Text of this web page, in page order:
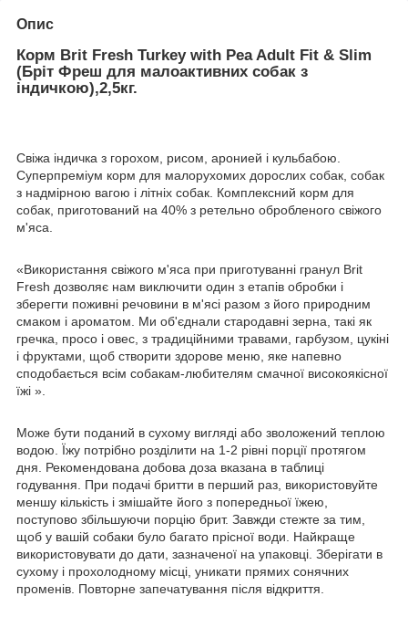
Опис
Корм Brit Fresh Turkey with Pea Adult Fit & Slim
(Бріт Фреш для малоактивних собак з
індичкою),2,5кг.
Свіжа індичка з горохом, рисом, аронией і кульбабою.
Суперпреміум корм для малорухомих дорослих собак, собак
з надмірною вагою і літніх собак. Комплексний корм для
собак, приготований на 40% з ретельно обробленого свіжого
м'яса.
«Використання свіжого м'яса при приготуванні гранул Brit
Fresh дозволяє нам виключити один з етапів обробки і
зберегти поживні речовини в м'ясі разом з його природним
смаком і ароматом. Ми об'єднали стародавні зерна, такі як
гречка, просо і овес, з традиційними травами, гарбузом, цукіні
і фруктами, щоб створити здорове меню, яке напевно
сподобається всім собакам-любителям смачної високоякісної
їжі ».
Може бути поданий в сухому вигляді або зволожений теплою
водою. Їжу потрібно розділити на 1-2 рівні порції протягом
дня. Рекомендована добова доза вказана в таблиці
годування. При подачі бритти в перший раз, використовуйте
меншу кількість і змішайте його з попередньої їжею,
поступово збільшуючи порцію брит. Завжди стежте за тим,
щоб у вашій собаки було багато прісної води. Найкраще
використовувати до дати, зазначеної на упаковці. Зберігати в
сухому і прохолодному місці, уникати прямих сонячних
променів. Повторне запечатування після відкриття.